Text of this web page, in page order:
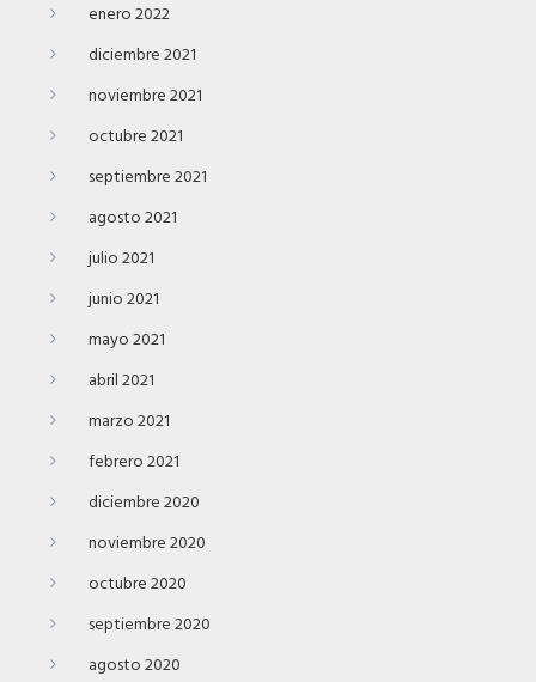
enero 2022
diciembre 2021
noviembre 2021
octubre 2021
septiembre 2021
agosto 2021
julio 2021
junio 2021
mayo 2021
abril 2021
marzo 2021
febrero 2021
diciembre 2020
noviembre 2020
octubre 2020
septiembre 2020
agosto 2020